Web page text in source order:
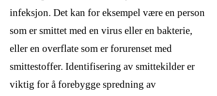
infeksjon. Det kan for eksempel være en person
som er smittet med en virus eller en bakterie,
eller en overflate som er forurenset med
smittestoffer. Identifisering av smittekilder er
viktig for å forebygge spredning av